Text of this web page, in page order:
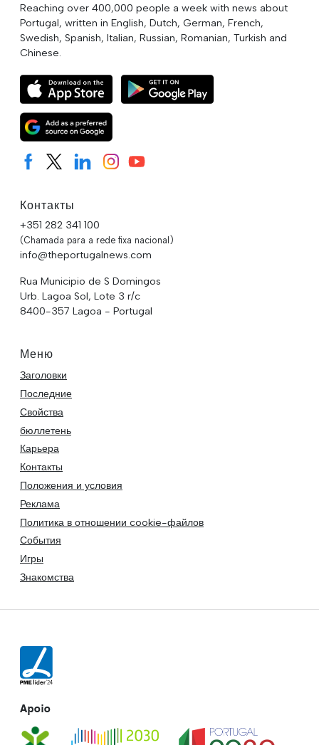
Reaching over 400,000 people a week with news about
Portugal, written in English, Dutch, German, French,
Swedish, Spanish, Italian, Russian, Romanian, Turkish and
Chinese.
Контакты
+351 282 341 100
(Chamada para a rede fixa nacional)
info@theportugalnews.com
Rua Municipio de S Domingos
Urb. Lagoa Sol, Lote 3 r/c
8400-357 Lagoa - Portugal
Меню
Заголовки
Последние
Свойства
бюллетень
Карьера
Контакты
Положения и условия
Реклама
Политика в отношении cookie-файлов
События
Игры
Знакомства
Apoio